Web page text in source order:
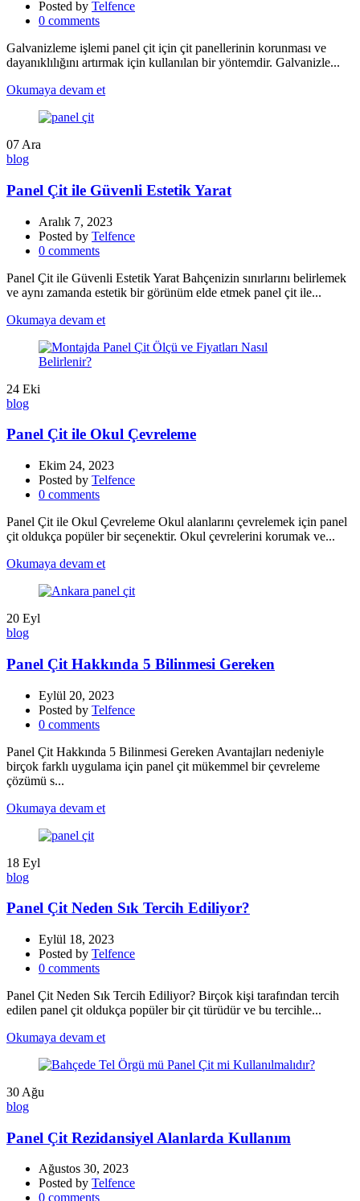
Posted by Telfence
0 comments
Galvanizleme işlemi panel çit için çit panellerinin korunması ve
dayanıklılığını artırmak için kullanılan bir yöntemdir. Galvanizle...
Okumaya devam et
07 Ara
blog
Panel Çit ile Güvenli Estetik Yarat
Aralık 7, 2023
Posted by Telfence
0 comments
Panel Çit ile Güvenli Estetik Yarat Bahçenizin sınırlarını belirlemek
ve aynı zamanda estetik bir görünüm elde etmek panel çit ile...
Okumaya devam et
24 Eki
blog
Panel Çit ile Okul Çevreleme
Ekim 24, 2023
Posted by Telfence
0 comments
Panel Çit ile Okul Çevreleme Okul alanlarını çevrelemek için panel
çit oldukça popüler bir seçenektir. Okul çevrelerini korumak ve...
Okumaya devam et
20 Eyl
blog
Panel Çit Hakkında 5 Bilinmesi Gereken
Eylül 20, 2023
Posted by Telfence
0 comments
Panel Çit Hakkında 5 Bilinmesi Gereken Avantajları nedeniyle
birçok farklı uygulama için panel çit mükemmel bir çevreleme
çözümü s...
Okumaya devam et
18 Eyl
blog
Panel Çit Neden Sık Tercih Ediliyor?
Eylül 18, 2023
Posted by Telfence
0 comments
Panel Çit Neden Sık Tercih Ediliyor? Birçok kişi tarafından tercih
edilen panel çit oldukça popüler bir çit türüdür ve bu tercihle...
Okumaya devam et
30 Ağu
blog
Panel Çit Rezidansiyel Alanlarda Kullanım
Ağustos 30, 2023
Posted by Telfence
0 comments